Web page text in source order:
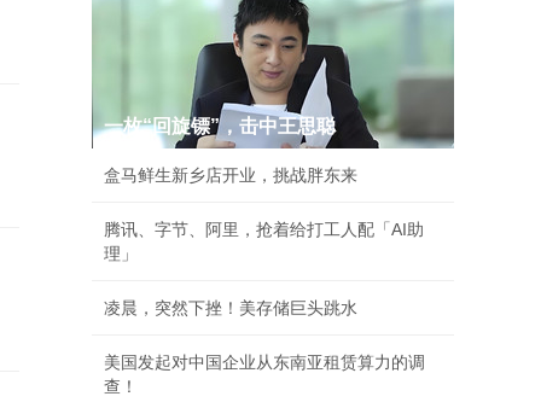
一枚“回旋镖”，击中王思聪
盒马鲜生新乡店开业，挑战胖东来
腾讯、字节、阿里，抢着给打工人配「AI助
理」
凌晨，突然下挫！美存储巨头跳水
美国发起对中国企业从东南亚租赁算力的调
查！